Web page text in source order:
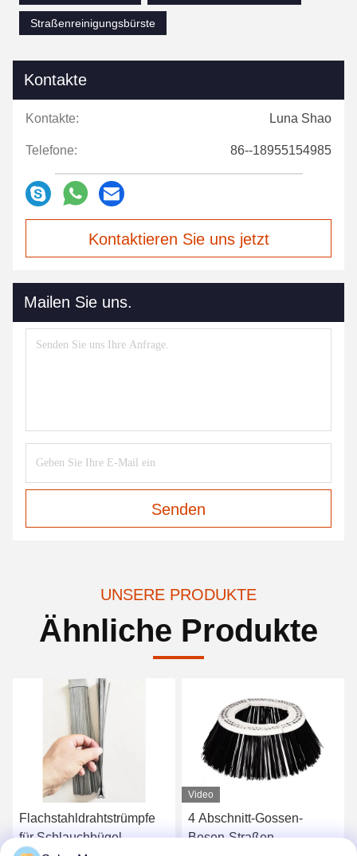
Straßenreinigungsbürste
Kontakte
Kontakte: Luna Shao
Telefone: 86--18955154985
Kontaktieren Sie uns jetzt
Mailen Sie uns.
Senden
UNSERE PRODUKTE
Ähnliche Produkte
Flachstahldrahtstrümpfe
für Schlauchbügel
Video
4 Abschnitt-Gossen-
Besen-Straßen-